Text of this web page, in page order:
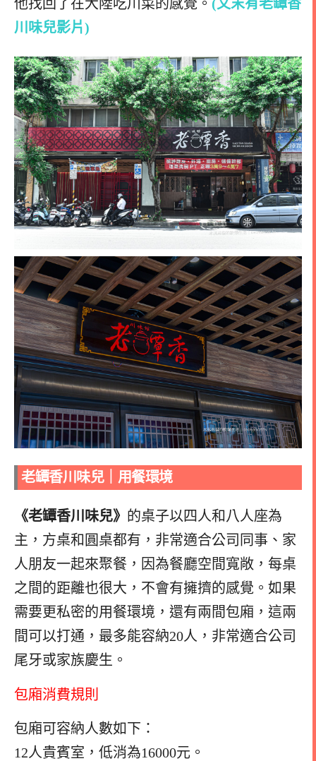
他找回了在大陸吃川菜的感覺。 (文末有老罈香
川味兒影片)
老罈香川味兒｜ 用餐環境
《老罈香川味兒》 的桌子以四人和八人座為
主，方桌和圓桌都有，非常適合公司同事、家
人朋友一起來聚餐，因為餐廳空間寬敞，每桌
之間的距離也很大，不會有擁擠的感覺。 如果
需要更私密的用餐環境，還有兩間包廂，這兩
間可以打通，最多能容納20人，非常適合公司
尾牙或家族慶生。
包廂消費規則
包廂可容納人數如下：
12人貴賓室，低消為16000元。